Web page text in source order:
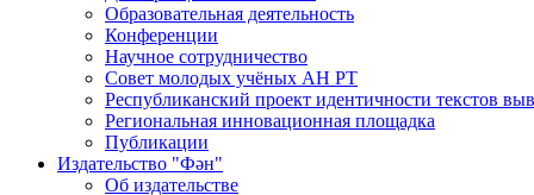
Образовательная деятельность
Конференции
Научное сотрудничество
Совет молодых учёных АН РТ
Республиканский проект идентичности текстов
Региональная инновационная площадка
Публикации
Издательство "Фән"
Об издательстве